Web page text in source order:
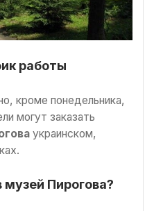
работы
кроме понедельника,
могут заказать
украинском,
музей Пирогова?